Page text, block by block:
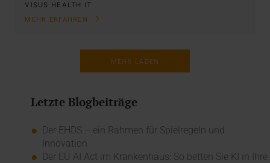
VISUS HEALTH IT
MEHR ERFAHREN
MEHR LADEN
Letzte Blogbeiträge
Der EHDS – ein Rahmen für Spielregeln und
Innovation
Der EU AI Act im Krankenhaus: So betten Sie KI in Ihre